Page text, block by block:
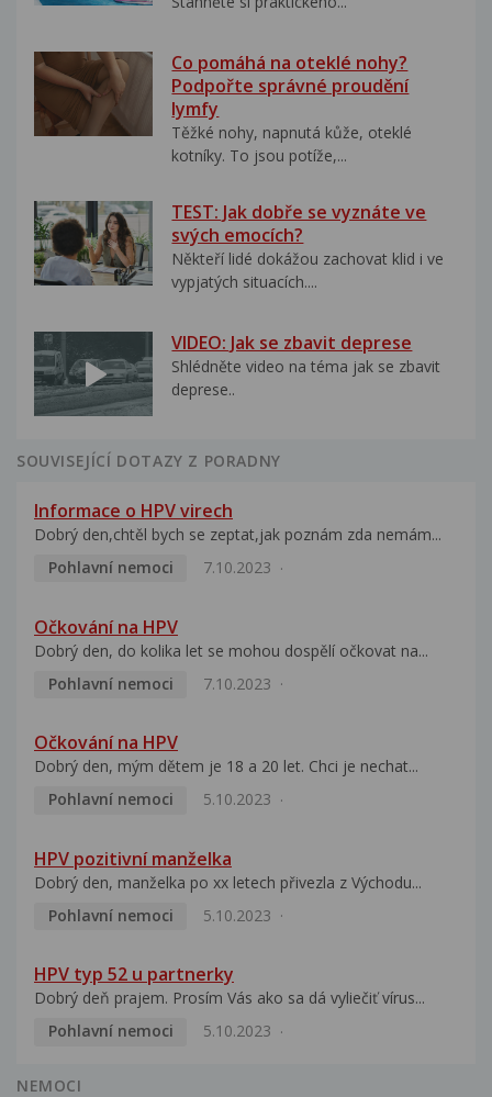
Co pomáhá na oteklé nohy?
Podpořte správné proudění
lymfy
Těžké nohy, napnutá kůže, oteklé
kotníky. To jsou potíže,...
TEST: Jak dobře se vyznáte ve
svých emocích?
Někteří lidé dokážou zachovat klid i ve
vypjatých situacích....
VIDEO: Jak se zbavit deprese
Shlédněte video na téma jak se zbavit
deprese..
SOUVISEJÍCÍ DOTAZY Z PORADNY
Informace o HPV virech
Dobrý den,chtěl bych se zeptat,jak poznám zda nemám...
Pohlavní nemoci
7.10.2023
Očkování na HPV
Dobrý den, do kolika let se mohou dospělí očkovat na...
Pohlavní nemoci
7.10.2023
Očkování na HPV
Dobrý den, mým dětem je 18 a 20 let. Chci je nechat...
Pohlavní nemoci
5.10.2023
HPV pozitivní manželka
Dobrý den, manželka po xx letech přivezla z Východu...
Pohlavní nemoci
5.10.2023
HPV typ 52 u partnerky
Dobrý deň prajem. Prosím Vás ako sa dá vyliečiť vírus...
Pohlavní nemoci
5.10.2023
NEMOCI